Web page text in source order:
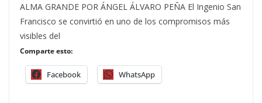
ALMA GRANDE POR ÁNGEL ÁLVARO PEÑA El Ingenio San
Francisco se convirtió en uno de los compromisos más
visibles del
Comparte esto:
Facebook WhatsApp